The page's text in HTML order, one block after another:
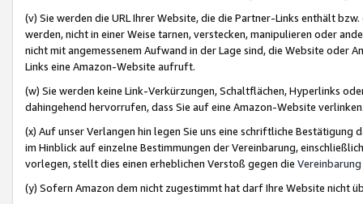
(v) Sie werden die URL Ihrer Website, die die Partner-Links enthält
werden, nicht in einer Weise tarnen, verstecken, manipulieren oder
nicht mit angemessenem Aufwand in der Lage sind, die Website oder
Links eine Amazon-Website aufruft.
(w) Sie werden keine Link-Verkürzungen, Schaltflächen, Hyperlinks
dahingehend hervorrufen, dass Sie auf eine Amazon-Website
(x) Auf unser Verlangen hin legen Sie uns eine schriftliche
im Hinblick auf einzelne Bestimmungen der Vereinbarung,
vorlegen, stellt dies einen erheblichen Verstoß gegen die Vereinbarung
(y) Sofern Amazon dem nicht zugestimmt hat darf Ihre Website nicht